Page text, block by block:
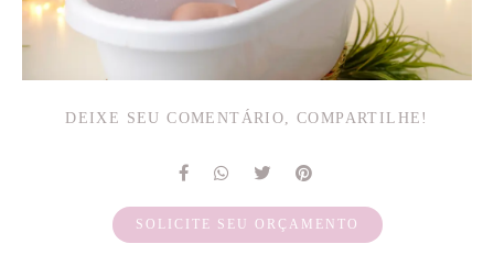
DEIXE SEU COMENTÁRIO, COMPARTILHE!
SOLICITE SEU ORÇAMENTO